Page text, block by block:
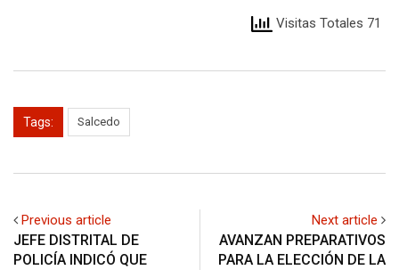
Visitas Totales 71
Tags: Salcedo
Previous article
JEFE DISTRITAL DE
POLICÍA INDICÓ QUE
Next article
AVANZAN PREPARATIVOS
PARA LA ELECCIÓN DE LA